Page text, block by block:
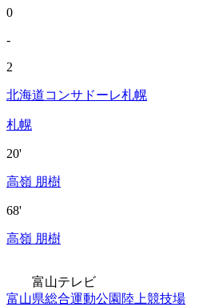
0
-
2
北海道コンサドーレ札幌
札幌
20'
高嶺 朋樹
68'
高嶺 朋樹
富山テレビ
富山県総合運動公園陸上競技場